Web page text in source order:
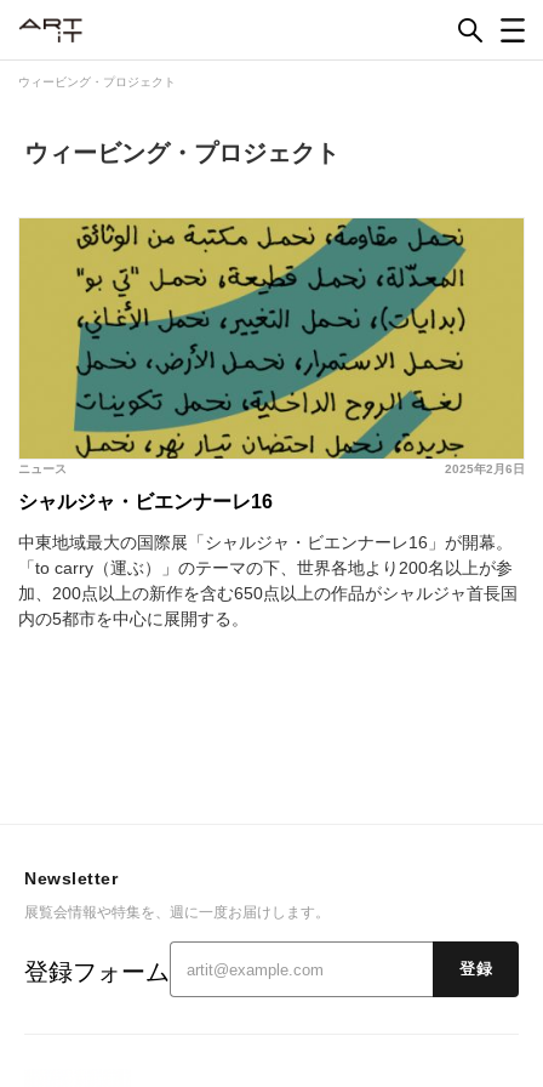
ウィービング・プロジェクト
ウィービング・プロジェクト
2025年2月6日
ニュース
シャルジャ・ビエンナーレ16
中東地域最大の国際展「シャルジャ・ビエンナーレ16」が開幕。
「to carry（運ぶ）」のテーマの下、世界各地より200名以上が参
加、200点以上の新作を含む650点以上の作品がシャルジャ首長国
内の5都市を中心に展開する。
Newsletter
展覧会情報や特集を、週に一度お届けします。
登録フォーム 登録